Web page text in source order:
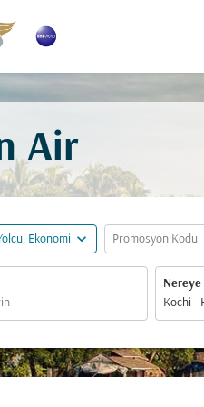
Air
Ekonomi expand_more Promosyon Kodu
Nereye